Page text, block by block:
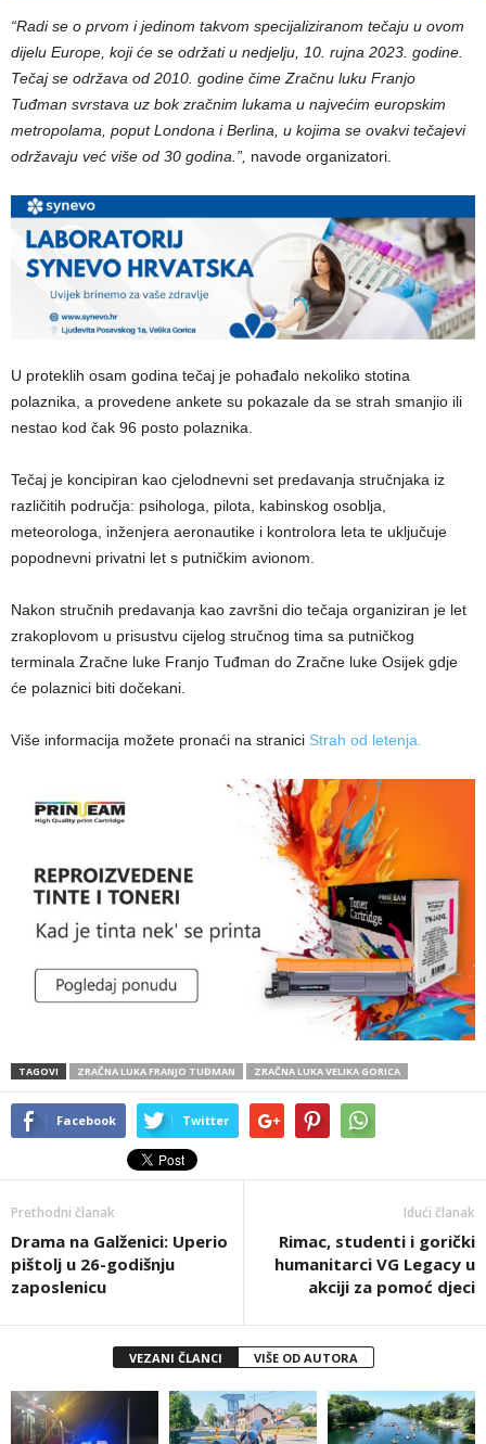
“Radi se o prvom i jedinom takvom specijaliziranom tečaju u ovom
dijelu Europe, koji će se održati u nedjelju, 10. rujna 2023. godine.
Tečaj se održava od 2010. godine čime Zračnu luku Franjo
Tuđman svrstava uz bok zračnim lukama u najvećim europskim
metropolama, poput Londona i Berlina, u kojima se ovakvi tečajevi
održavaju već više od 30 godina.”, navode organizatori.
U proteklih osam godina tečaj je pohađalo nekoliko stotina
polaznika, a provedene ankete su pokazale da se strah smanjio ili
nestao kod čak 96 posto polaznika.
Tečaj je koncipiran kao cjelodnevni set predavanja stručnjaka iz
različitih područja: psihologa, pilota, kabinskog osoblja,
meteorologa, inženjera aeronautike i kontrolora leta te uključuje
popodnevni privatni let s putničkim avionom.
Nakon stručnih predavanja kao završni dio tečaja organiziran je let
zrakoplovom u prisustvu cijelog stručnog tima sa putničkog
terminala Zračne luke Franjo Tuđman do Zračne luke Osijek gdje
će polaznici biti dočekani.
Više informacija možete pronaći na stranici Strah od letenja.
TAGOVI ZRAČNA LUKA FRANJO TUĐMAN ZRAČNA LUKA VELIKA GORICA
Facebook Twitter
Prethodni članak
Drama na Galženici: Uperio
pištolj u 26-godišnju
zaposlenicu
Idući članak
Rimac, studenti i gorički
humanitarci VG Legacy u
akciji za pomoć djeci
VEZANI ČLANCI VIŠE OD AUTORA